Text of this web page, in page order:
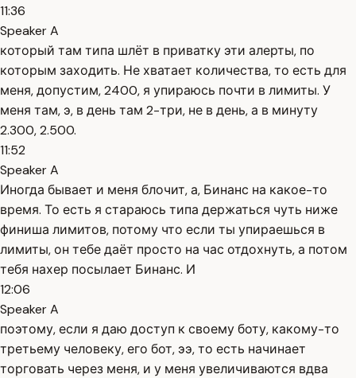
11:36
Speaker A
который там типа шлёт в приватку эти алерты, по
которым заходить. Не хватает количества, то есть для
меня, допустим, 2400, я упираюсь почти в лимиты. У
меня там, э, в день там 2-три, не в день, а в минуту
2.300, 2.500.
11:52
Speaker A
Иногда бывает и меня блочит, а, Бинанс на какое-то
время. То есть я стараюсь типа держаться чуть ниже
финиша лимитов, потому что если ты упираешься в
лимиты, он тебе даёт просто на час отдохнуть, а потом
тебя нахер посылает Бинанс. И
12:06
Speaker A
поэтому, если я даю доступ к своему боту, какому-то
третьему человеку, его бот, ээ, то есть начинает
торговать через меня, и у меня увеличиваются вдва